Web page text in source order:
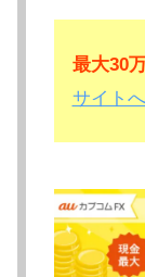
最大30
サイト